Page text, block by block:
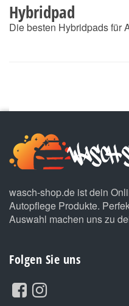
Hybridpad
Die besten Hybridpads für
wasch-shop.de ist dein
Autopflege Produkte.
Auswahl machen uns zu
Folgen Sie uns